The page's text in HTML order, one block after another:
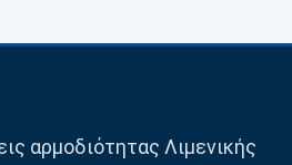
αρμοδιότητας Λιμενικής